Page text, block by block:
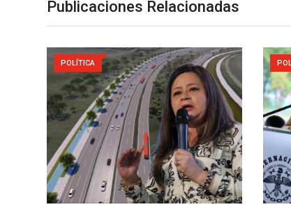
Publicaciones Relacionadas
POLÍTICA